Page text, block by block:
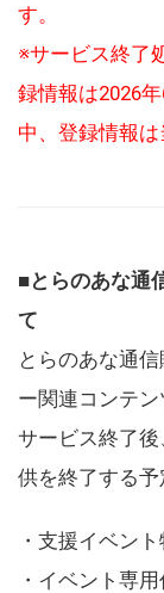
す。
※サービス終了
録情報は2026
中、登録情報は
■とらのあな通
て
とらのあな通
ー関連コンテン
サービス終了
供を終了する予
・支援イベン
・イベント専